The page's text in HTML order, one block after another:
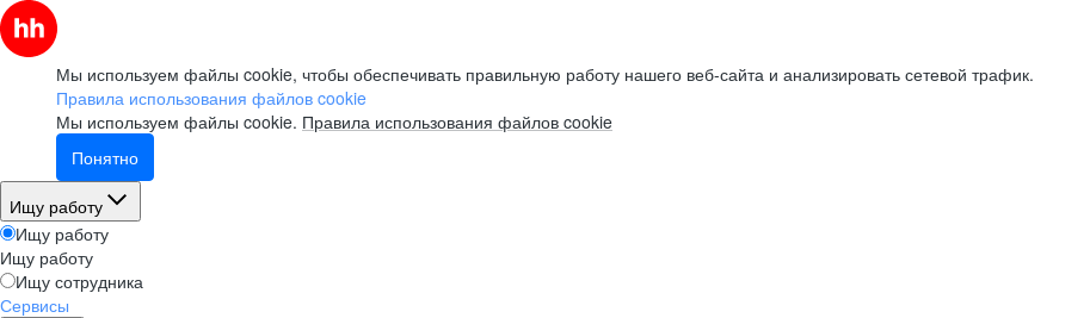
Мы используем файлы cookie, чтобы обеспечивать правильную работу нашего веб-сайта и анализировать сетевой трафик.
Правила использования файлов cookie
Мы используем файлы cookie. Правила использования файлов cookie
Понятно
Ищу работу
Ищу работу
Ищу работу
Ищу сотрудника
Сервисы